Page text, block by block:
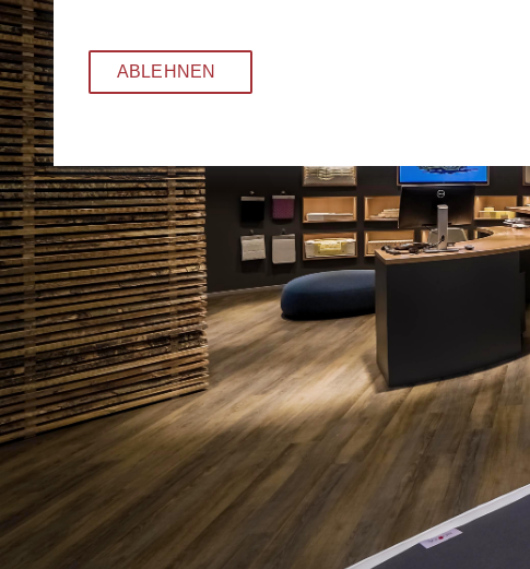
ABLEHNEN